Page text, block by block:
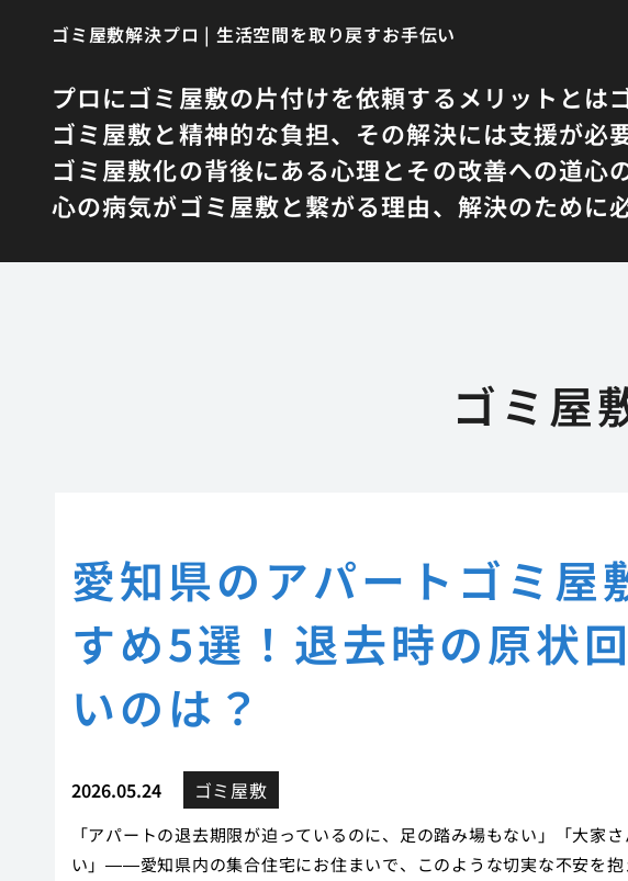
ゴミ屋敷解決プロ | 生活空間を取り戻すお手伝い
プロにゴミ屋敷の片付けを依頼するメリットとは
ゴミ屋敷と精神的な負担、その解決には支援が必
ゴミ屋敷化の背後にある心理とその改善への道心
心の病気がゴミ屋敷と繋がる理由、解決のために
ゴミ屋
愛知県のアパートゴミ屋
すめ5選！退去時の原状
いのは？
2026.05.24 ゴミ屋敷
「アパートの退去期限が迫っているのに、足の踏み場もない」「大家
い」——愛知県内の集合住宅にお住まいで、このような切実な不安を